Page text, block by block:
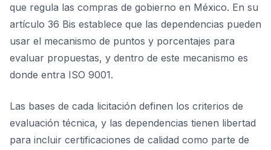
que regula las compras de gobierno en México. En su
artículo 36 Bis establece que las dependencias pueden
usar el mecanismo de puntos y porcentajes para
evaluar propuestas, y dentro de este mecanismo es
donde entra ISO 9001.
Las bases de cada licitación definen los criterios de
evaluación técnica, y las dependencias tienen libertad
para incluir certificaciones de calidad como parte de